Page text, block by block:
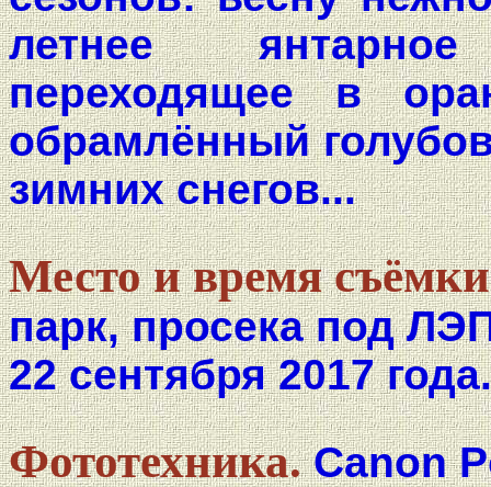
летнее
переходящее в
обрамлённый
зимних снегов...
Место и время
парк, просека под
22 сентября 2017 года.
Фототехника.Canon